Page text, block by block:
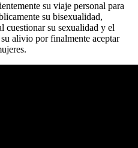
su viaje personal para
su bisexualidad,
cuestionar su sexualidad y el
alivio por finalmente aceptar